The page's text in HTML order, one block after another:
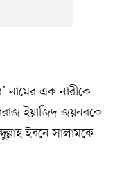
নামের এক নারীকে
ইয়াজিদ জয়নবকে
ইবনে সালামকে